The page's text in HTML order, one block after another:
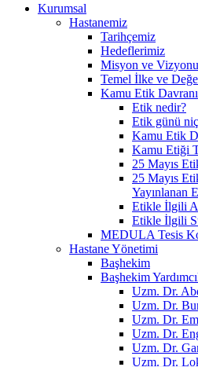
Kurumsal
Hastanemiz
Tarihçemiz
Hedeflerimiz
Misyon ve
Temel İlke ve
Kamu Etik
Etik nedir?
Etik günü
Kamu Etik
Kamu Etiği
25 Mayıs
25 Mayıs
Yayınlanan
Etikle İlgili
Etikle İlgili
MEDULA Tesis
Hastane Yönetimi
Başhekim
Başhekim
Uzm. Dr.
Uzm. Dr.
Uzm. Dr.
Uzm. Dr.
Uzm. Dr.
Uzm. Dr.